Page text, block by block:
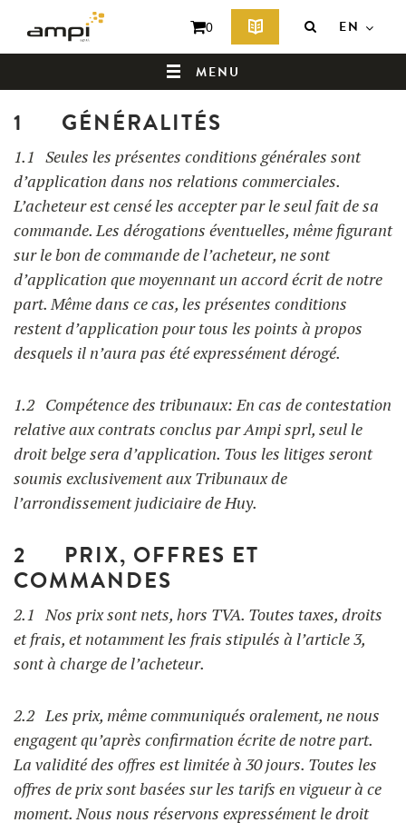
MENU
HOME
WHO ARE WE ?
Ingredients
Accessories
UTILISATION
TRAINING
CONTACT AND QUOTE
0 EN
TERMS & CONDITIONS
1 GÉNÉRALITÉS
1.1 Seules les présentes conditions générales sont
d’application dans nos relations commerciales.
L’acheteur est censé les accepter par le seul fait de sa
commande. Les dérogations éventuelles, même figurant
sur le bon de commande de l’acheteur, ne sont
d’application que moyennant un accord écrit de notre
part. Même dans ce cas, les présentes conditions
restent d’application pour tous les points à propos
desquels il n’aura pas été expressément dérogé.
1.2 Compétence des tribunaux: En cas de contestation
relative aux contrats conclus par Ampi sprl, seul le
droit belge sera d’application. Tous les litiges seront
soumis exclusivement aux Tribunaux de
l’arrondissement judiciaire de Huy.
2 PRIX, OFFRES ET
COMMANDES
2.1 Nos prix sont nets, hors TVA. Toutes taxes, droits
et frais, et notamment les frais stipulés à l’article 3,
sont à charge de l’acheteur.
2.2 Les prix, même communiqués oralement, ne nous
engagent qu’après confirmation écrite de notre part.
La validité des offres est limitée à 30 jours. Toutes les
offres de prix sont basées sur les tarifs en vigueur à ce
moment. Nous nous réservons expressément le droit